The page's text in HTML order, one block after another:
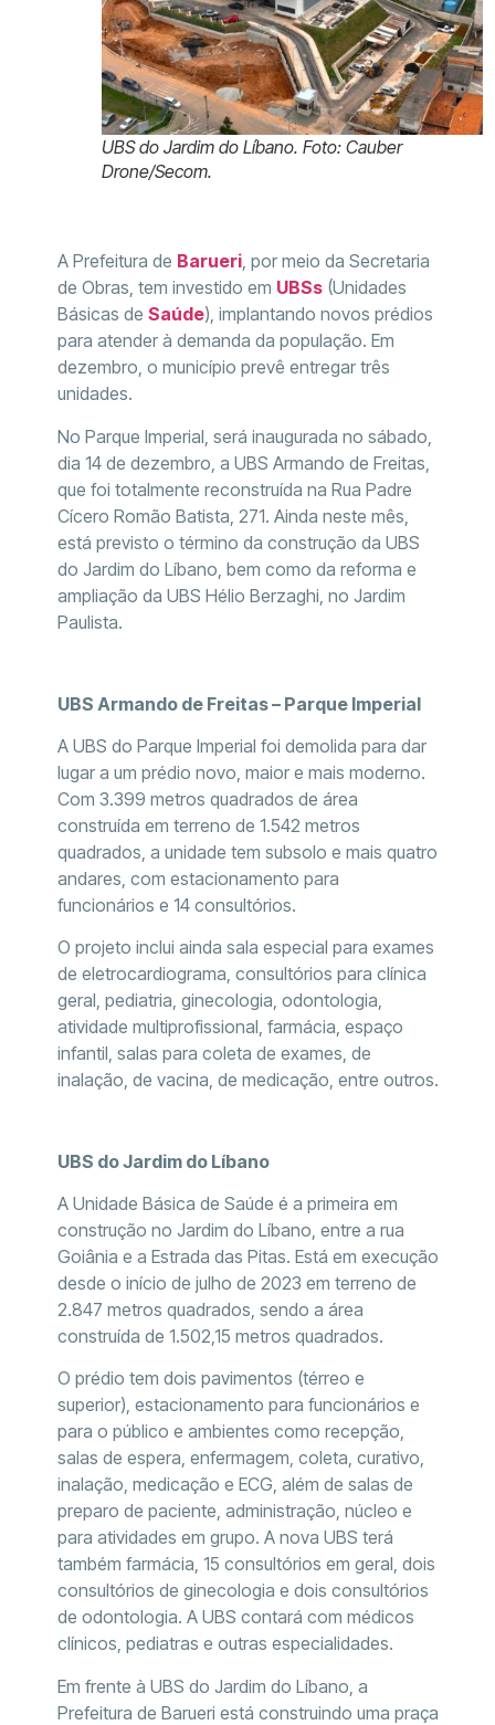
UBS do Jardim do Líbano. Foto: Cauber
Drone/Secom.
A Prefeitura de Barueri, por meio da Secretaria
de Obras, tem investido em UBSs (Unidades
Básicas de Saúde), implantando novos prédios
para atender à demanda da população. Em
dezembro, o município prevê entregar três
unidades.
No Parque Imperial, será inaugurada no sábado,
dia 14 de dezembro, a UBS Armando de Freitas,
que foi totalmente reconstruída na Rua Padre
Cícero Romão Batista, 271. Ainda neste mês,
está previsto o término da construção da UBS
do Jardim do Líbano, bem como da reforma e
ampliação da UBS Hélio Berzaghi, no Jardim
Paulista.
UBS Armando de Freitas – Parque Imperial
A UBS do Parque Imperial foi demolida para dar
lugar a um prédio novo, maior e mais moderno.
Com 3.399 metros quadrados de área
construída em terreno de 1.542 metros
quadrados, a unidade tem subsolo e mais quatro
andares, com estacionamento para
funcionários e 14 consultórios.
O projeto inclui ainda sala especial para exames
de eletrocardiograma, consultórios para clínica
geral, pediatria, ginecologia, odontologia,
atividade multiprofissional, farmácia, espaço
infantil, salas para coleta de exames, de
inalação, de vacina, de medicação, entre outros.
UBS do Jardim do Líbano
A Unidade Básica de Saúde é a primeira em
construção no Jardim do Líbano, entre a rua
Goiânia e a Estrada das Pitas. Está em execução
desde o início de julho de 2023 em terreno de
2.847 metros quadrados, sendo a área
construída de 1.502,15 metros quadrados.
O prédio tem dois pavimentos (térreo e
superior), estacionamento para funcionários e
para o público e ambientes como recepção,
salas de espera, enfermagem, coleta, curativo,
inalação, medicação e ECG, além de salas de
preparo de paciente, administração, núcleo e
para atividades em grupo. A nova UBS terá
também farmácia, 15 consultórios em geral, dois
consultórios de ginecologia e dois consultórios
de odontologia. A UBS contará com médicos
clínicos, pediatras e outras especialidades.
Em frente à UBS do Jardim do Líbano, a
Prefeitura de Barueri está construindo uma praça